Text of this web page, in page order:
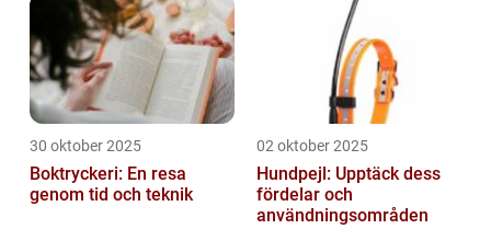
30 oktober 2025
Boktryckeri: En resa
genom tid och teknik
02 oktober 2025
Hundpejl: Upptäck dess
fördelar och
användningsområden